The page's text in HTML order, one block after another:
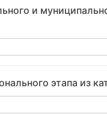
и
этапа из